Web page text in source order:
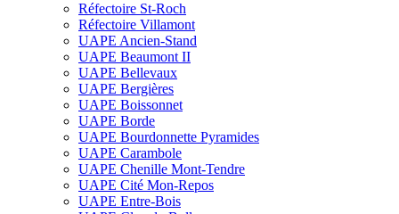
Réfectoire St-Roch
Réfectoire Villamont
UAPE Ancien-Stand
UAPE Beaumont II
UAPE Bellevaux
UAPE Bergières
UAPE Boissonnet
UAPE Borde
UAPE Bourdonnette Pyramides
UAPE Carambole
UAPE Chenille Mont-Tendre
UAPE Cité Mon-Repos
UAPE Entre-Bois